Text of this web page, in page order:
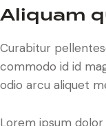
Aliquam
Curabitur
commodo id id
odio arcu aliquet
Lorem ipsum